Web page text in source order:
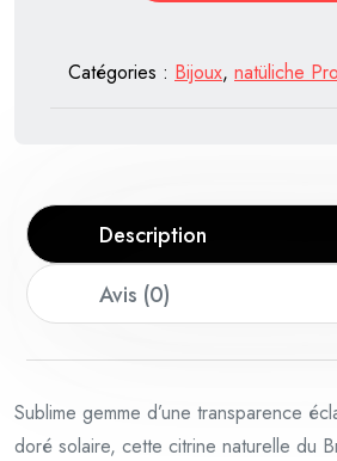
–
Catégories : Bijoux, natüliche
Description
Avis (0)
Sublime gemme d’une transparence
doré solaire, cette citrine naturelle du